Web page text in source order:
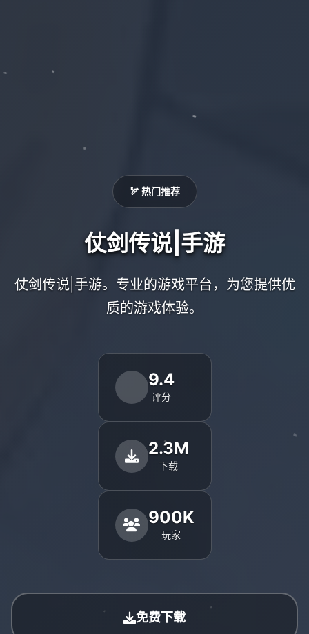
🏹 热门推荐
仗剑传说|手游
仗剑传说|手游。专业的游戏平台，为您提供优
质的游戏体验。
9.4
评分
2.3M
下载
900K
玩家
免费下载